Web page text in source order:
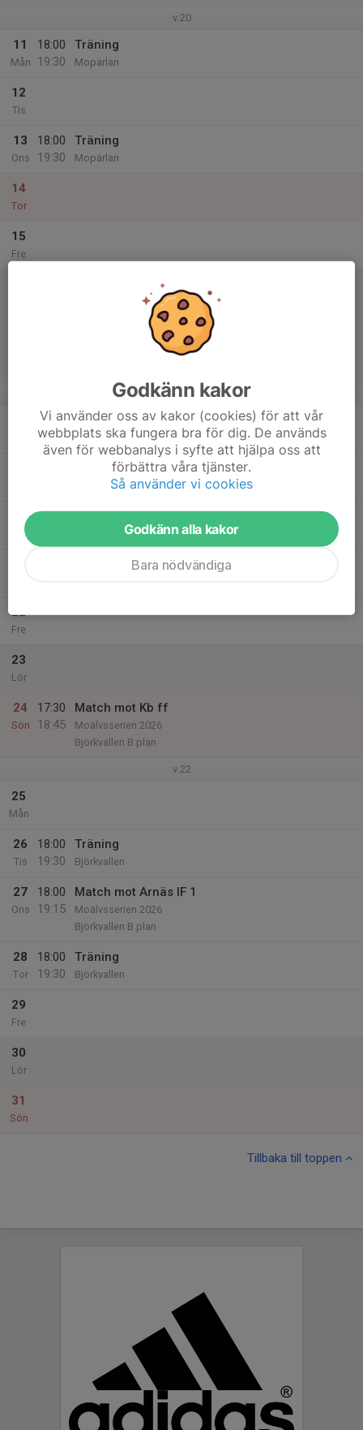
v.20
11
Mån
18:00
19:30
Träning
Mopärlan
12
Tis
13
Ons
18:00
19:30
Träning
Mopärlan
14
Tor
15
Fre
Match mot Hägglunds IoFK 3
Moälvsserien 2026
v.21
Träning
Norbergsvallen
Ons
22
Fre
23
Lör
24
Sön
17:30
18:45
Match mot Kb ff
Moälvsserien 2026
Björkvallen B plan
v.22
25
Mån
26
Tis
18:00
19:30
Träning
Björkvallen
27
Ons
18:00
19:15
Match mot Arnäs IF 1
Moälvsserien 2026
Björkvallen B plan
28
Tor
18:00
19:30
Träning
Björkvallen
29
Fre
30
Lör
31
Sön
Tillbaka till toppen
Godkänn kakor
Vi använder oss av kakor (cookies) för att vår
webbplats ska fungera bra för dig. De används
även för webbanalys i syfte att hjälpa oss att
förbättra våra tjänster.
Så använder vi cookies
Godkänn alla kakor
Bara nödvändiga